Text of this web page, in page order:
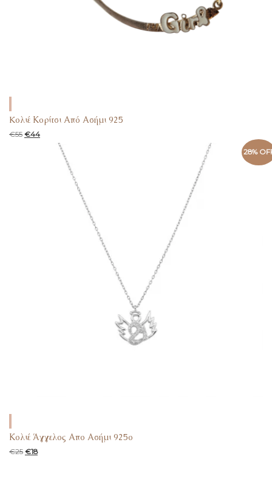
Koλιέ Κορίτσι Από Ασήμι 925
€55 €44
28%
Κολιέ Άγγελος Απο Ασήμι 925ο
€25 €18